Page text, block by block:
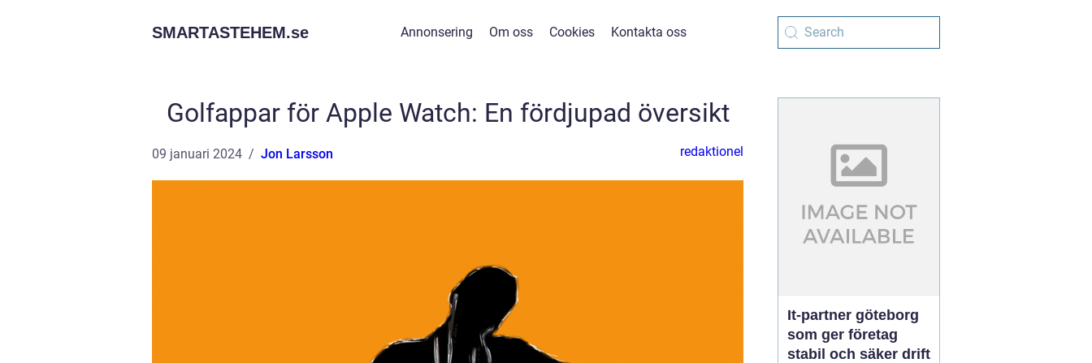
SMARTASTEHEM.se Annonsering Om oss Cookies Kontakta oss
Golfappar för Apple Watch: En fördjupad översikt
09 januari 2024 Jon Larsson redaktionel
It-partner göteborg
som ger företag
stabil och säker drift